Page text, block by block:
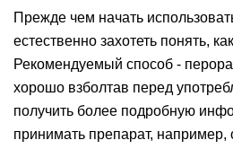
Прежде чем начать
естественно захотеть понять,
Рекомендуемый способ -
хорошо взболтав перед
получить более подробную
принимать препарат, например,